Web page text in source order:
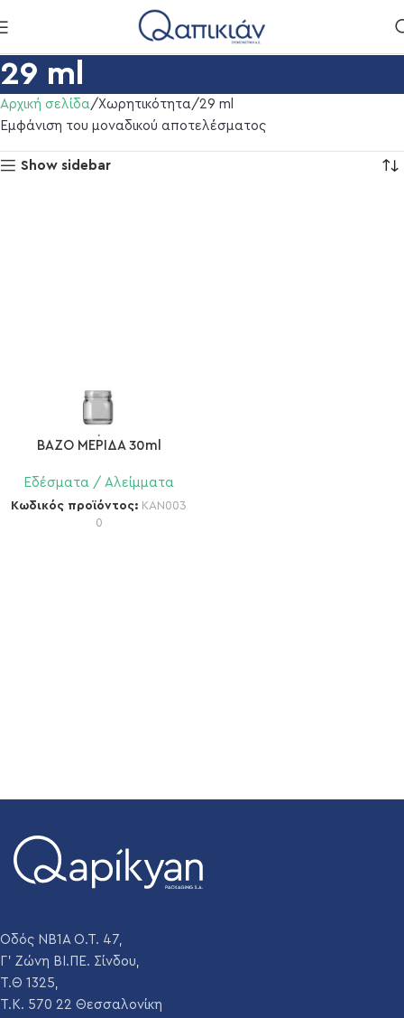
29 ml
Αρχική σελίδα Χωρητικότητα 29 ml
Εμφάνιση του μοναδικού αποτελέσματος
Show sidebar
ΒΑΖΟ ΜΕΡΙΔΑ 30ml
Εδέσματα / Αλείμματα
Κωδικός προϊόντος: KAN003
0
Οδός ΝΒ1Α Ο.Τ. 47,
Γ' Ζώνη ΒΙ.ΠΕ. Σίνδου,
Τ.Θ 1325,
Τ.Κ. 570 22 Θεσσαλονίκη